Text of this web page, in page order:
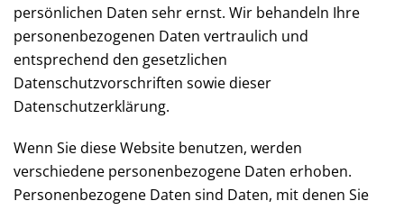
persönlichen Daten sehr ernst. Wir behandeln Ihre
personenbezogenen Daten vertraulich und
entsprechend den gesetzlichen
Datenschutzvorschriften sowie dieser
Datenschutzerklärung.
Wenn Sie diese Website benutzen, werden
verschiedene personenbezogene Daten erhoben.
Personenbezogene Daten sind Daten, mit denen Sie